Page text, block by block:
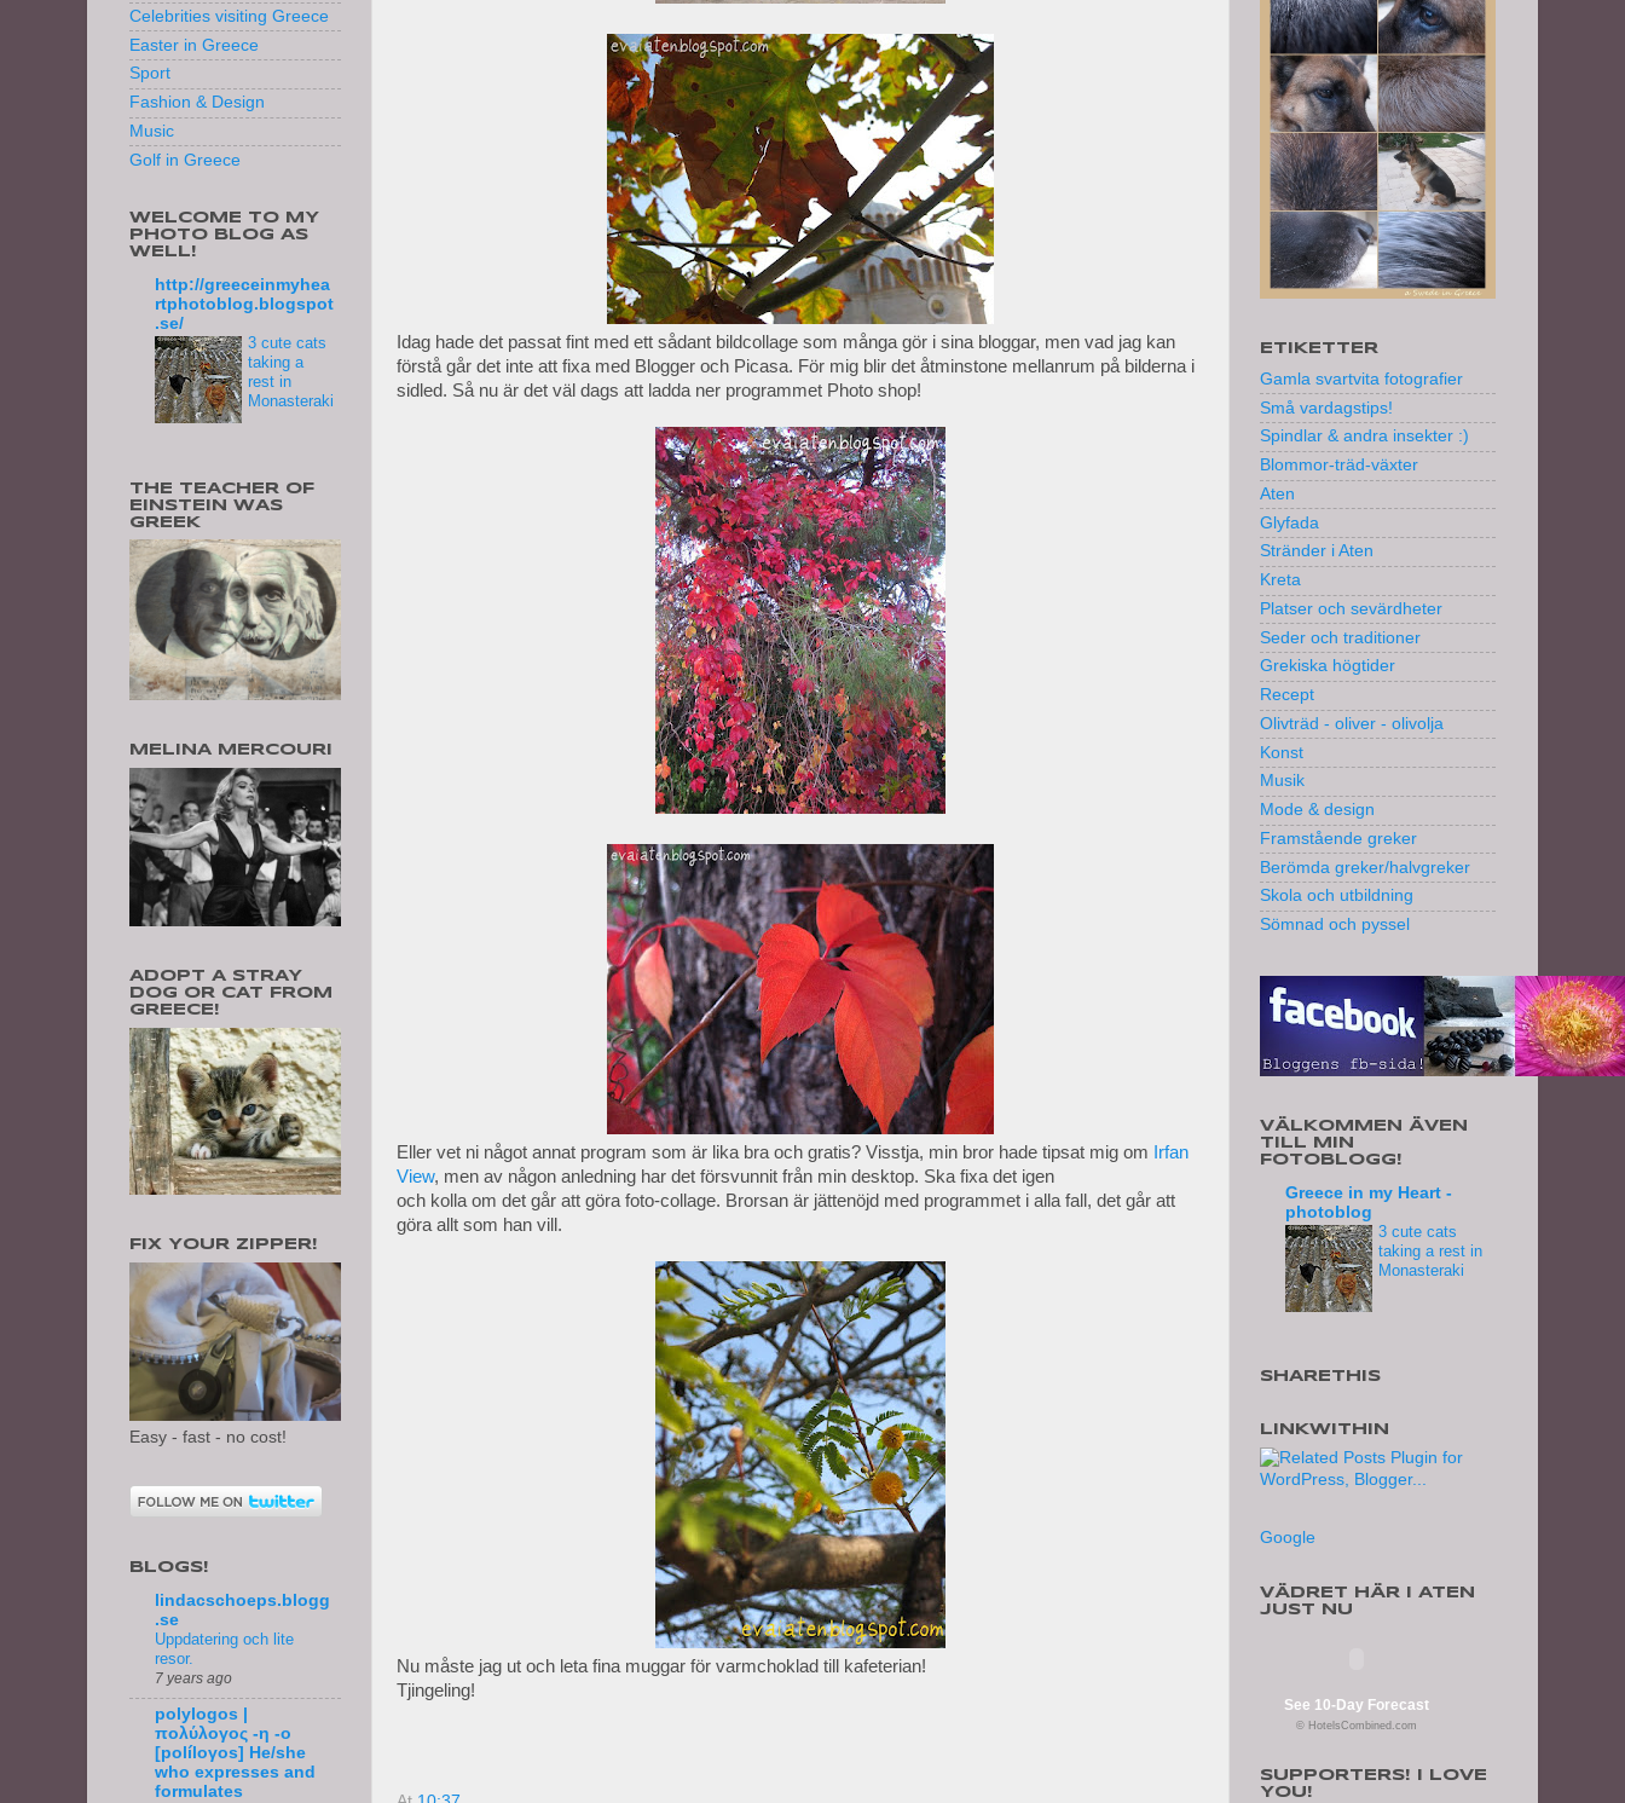
Idag hade det passat fint med ett sådant bildcollage som många gör i sina bloggar, men vad jag kan
förstå går det inte att fixa med Blogger och Picasa. För mig blir det åtminstone mellanrum på bilderna i
sidled. Så nu är det väl dags att ladda ner programmet Photo shop!
Eller vet ni något annat program som är lika bra och gratis? Visstja, min bror hade tipsat mig om Irfan
View, men av någon anledning har det försvunnit från min desktop. Ska fixa det igen
och kolla om det går att göra foto-collage. Brorsan är jättenöjd med programmet i alla fall, det går att
göra allt som han vill.
Nu måste jag ut och leta fina muggar för varmchoklad till kafeterian!
Tjingeling!
Celebrities visiting Greece
Easter in Greece
Sport
Fashion & Design
Music
Golf in Greece
WELCOME TO MY
PHOTO BLOG AS
WELL!
http://greeceinmyhea
rtphotoblog.blogspot
.se/
3 cute cats
taking a
rest in
Monasteraki
THE TEACHER OF
EINSTEIN WAS
GREEK
MELINA MERCOURI
ADOPT A STRAY
DOG OR CAT FROM
GREECE!
FIX YOUR ZIPPER!
Easy - fast - no cost!
BLOGS!
lindacschoeps.blogg
.se
Uppdatering och lite
resor.
7 years ago
polylogos |
πολύλογος -η -ο
[políloγos] He/she
who expresses and
formulates
ETIKETTER
Gamla svartvita fotografier
Små vardagstips!
Spindlar & andra insekter :)
Blommor-träd-växter
Aten
Glyfada
Stränder i Aten
Kreta
Platser och sevärdheter
Seder och traditioner
Grekiska högtider
Recept
Olivträd - oliver - olivolja
Konst
Musik
Mode & design
Framstående greker
Berömda greker/halvgreker
Skola och utbildning
Sömnad och pyssel
VÄLKOMMEN ÄVEN
TILL MIN
FOTOBLOGG!
Greece in my Heart -
photoblog
3 cute cats
taking a rest in
Monasteraki
SHARETHIS
LINKWITHIN
Google
VÄDRET HÄR I ATEN
JUST NU
See 10-Day Forecast
© HotelsCombined.com
SUPPORTERS! I LOVE
YOU!